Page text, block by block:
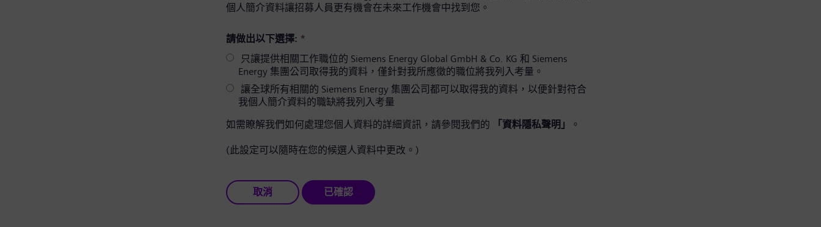
個人簡介資料讓招募人員更有機會在未來工作機會中找到您。
請做出以下選擇: *
只讓提供相關工作職位的 Siemens Energy Global GmbH & Co. KG 和 Siemens
Energy 集團公司取得我的資料，僅針對我所應徵的職位將我列入考量。
讓全球所有相關的 Siemens Energy 集團公司都可以取得我的資料，以便針對符合
我個人簡介資料的職缺將我列入考量
如需瞭解我們如何處理您個人資料的詳細資訊，請參閱我們的
「資料隱私聲明」 。
(此設定可以隨時在您的候選人資料中更改。)
取消 已確認